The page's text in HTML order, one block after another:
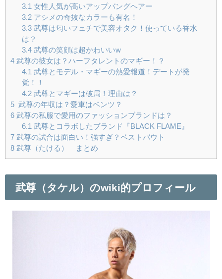
3.1 女性人気が高いアップバングヘアー
3.2アシメの奇抜なカラーも有名！
3.3武尊は匂いフェチで美容オタク！使っている香水
は？
3.4武尊の笑顔は超かわいいw
4 武尊の彼女は？ハーフタレントのマギー！？
4.1 武尊とモデル・マギーの熱愛報道！デートが発
覚！！
4.2武尊とマギーは破局！理由は？
5 武尊の年収は？愛車はベンツ？
6 武尊の私服で愛用のファッションブランドは？
6.1 武尊とコラボしたブランド『BLACK FLAME』
7 武尊の試合は面白い！強すぎ？ベストバウト
8 武尊（たける） まとめ
武尊（タケル）のwiki的プロフィール